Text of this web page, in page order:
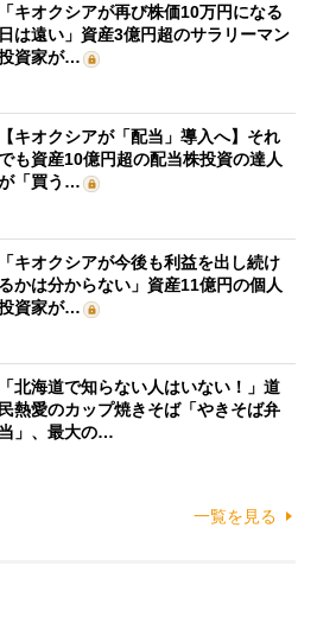
「キオクシアが再び株価10万円になる
日は遠い」資産3億円超のサラリーマン
資家が…
【キオクシアが「配当」導入へ】それ
も資産10億円超の配当株投資の達人
「買う…
「キオクシアが今後も利益を出し続け
るかは分からない」資産11億円の個人
資家が…
「北海道で知らない人はいない！」道
民熱愛のカップ焼きそば「やきそば弁
当」、最大の…
一覧を見る